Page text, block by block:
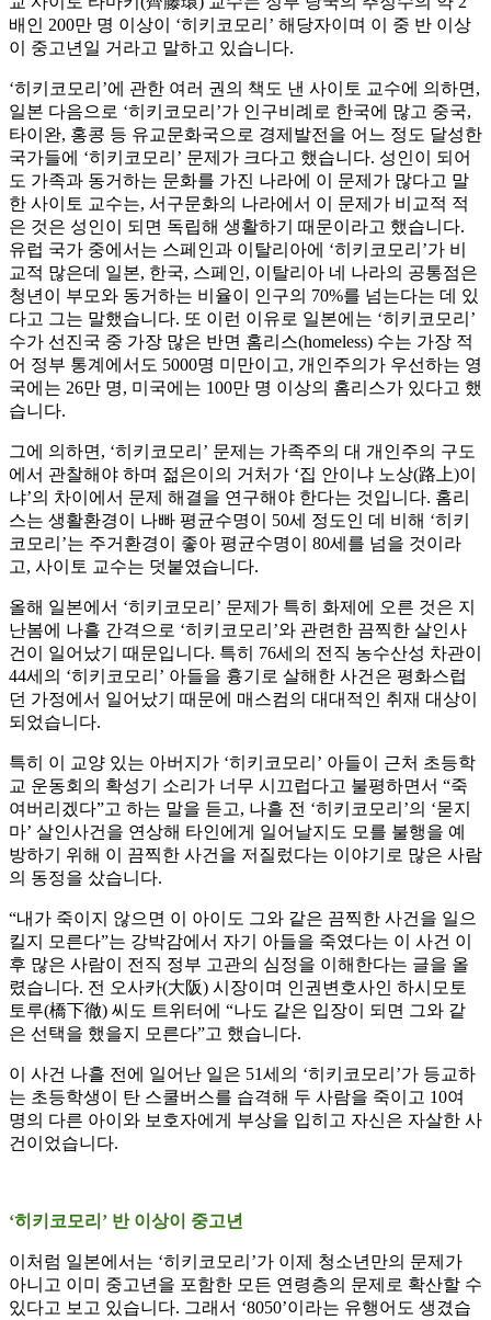
배인 200만 명 이상이 ‘히키코모리’ 해당자이며 이 중 반 이상
이 중고년일 거라고 말하고 있습니다.
‘히키코모리’에 관한 여러 권의 책도 낸 사이토 교수에 의하면,
일본 다음으로 ‘히키코모리’가 인구비례로 한국에 많고 중국,
타이완, 홍콩 등 유교문화국으로 경제발전을 어느 정도 달성한
국가들에 ‘히키코모리’ 문제가 크다고 했습니다. 성인이 되어
도 가족과 동거하는 문화를 가진 나라에 이 문제가 많다고 말
한 사이토 교수는, 서구문화의 나라에서 이 문제가 비교적 적
은 것은 성인이 되면 독립해 생활하기 때문이라고 했습니다.
유럽 국가 중에서는 스페인과 이탈리아에 ‘히키코모리’가 비
교적 많은데 일본, 한국, 스페인, 이탈리아 네 나라의 공통점은
청년이 부모와 동거하는 비율이 인구의 70%를 넘는다는 데 있
다고 그는 말했습니다. 또 이런 이유로 일본에는 ‘히키코모리’
수가 선진국 중 가장 많은 반면 홈리스(homeless) 수는 가장 적
어 정부 통계에서도 5000명 미만이고, 개인주의가 우선하는 영
국에는 26만 명, 미국에는 100만 명 이상의 홈리스가 있다고 했
습니다.
그에 의하면, ‘히키코모리’ 문제는 가족주의 대 개인주의 구도
에서 관찰해야 하며 젊은이의 거처가 ‘집 안이냐 노상(路上)이
냐’의 차이에서 문제 해결을 연구해야 한다는 것입니다. 홈리
스는 생활환경이 나빠 평균수명이 50세 정도인 데 비해 ‘히키
코모리’는 주거환경이 좋아 평균수명이 80세를 넘을 것이라
고, 사이토 교수는 덧붙였습니다.
올해 일본에서 ‘히키코모리’ 문제가 특히 화제에 오른 것은 지
난봄에 나흘 간격으로 ‘히키코모리’와 관련한 끔찍한 살인사
건이 일어났기 때문입니다. 특히 76세의 전직 농수산성 차관이
44세의 ‘히키코모리’ 아들을 흉기로 살해한 사건은 평화스럽
던 가정에서 일어났기 때문에 매스컴의 대대적인 취재 대상이
되었습니다.
특히 이 교양 있는 아버지가 ‘히키코모리’ 아들이 근처 초등학
교 운동회의 확성기 소리가 너무 시끄럽다고 불평하면서 “죽
여버리겠다”고 하는 말을 듣고, 나흘 전 ‘히키코모리’의 ‘묻지
마’ 살인사건을 연상해 타인에게 일어날지도 모를 불행을 예
방하기 위해 이 끔찍한 사건을 저질렀다는 이야기로 많은 사람
의 동정을 샀습니다.
“내가 죽이지 않으면 이 아이도 그와 같은 끔찍한 사건을 일으
킬지 모른다”는 강박감에서 자기 아들을 죽였다는 이 사건 이
후 많은 사람이 전직 정부 고관의 심정을 이해한다는 글을 올
렸습니다. 전 오사카(大阪) 시장이며 인권변호사인 하시모토
토루(橋下徹) 씨도 트위터에 “나도 같은 입장이 되면 그와 같
은 선택을 했을지 모른다”고 했습니다.
이 사건 나흘 전에 일어난 일은 51세의 ‘히키코모리’가 등교하
는 초등학생이 탄 스쿨버스를 습격해 두 사람을 죽이고 10여
명의 다른 아이와 보호자에게 부상을 입히고 자신은 자살한 사
건이었습니다.
‘히키코모리’ 반 이상이 중고년
이처럼 일본에서는 ‘히키코모리’가 이제 청소년만의 문제가
아니고 이미 중고년을 포함한 모든 연령층의 문제로 확산할 수
있다고 보고 있습니다. 그래서 ‘8050’이라는 유행어도 생겼습